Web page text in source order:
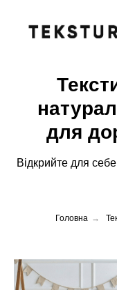
для
Відкрийте для
Головна →